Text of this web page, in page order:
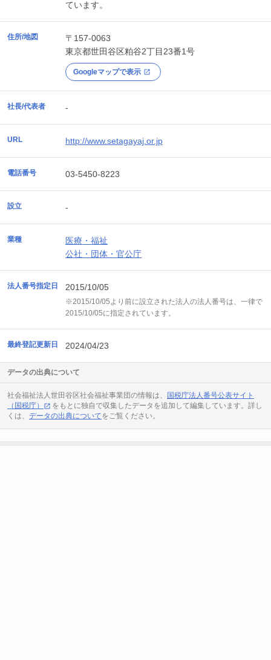
ています。
住所/地図
〒157-0063
東京都世田谷区粕谷2丁目23番1号
Googleマップで表示
社長/代表者 -
URL http://www.setagayaj.or.jp
電話番号 03-5450-8223
設立 -
業種
医療・福祉
公社・団体・官公庁
法人番号指定日 2015/10/05
※2015/10/05より前に設立された法人の法人番号は、一律で
2015/10/05に指定されています。
最終登記更新日 2024/04/23
データの出典について
社会福祉法人世田谷区社会福祉事業団の情報は、
国税庁法人番号公表サイト
（国税庁）
をもとに独自で収集したデータを追加して編集しています。詳し
くは、 データの出典についてをご覧ください。